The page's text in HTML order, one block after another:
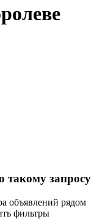
такому запросу
объявлений рядом
фильтры